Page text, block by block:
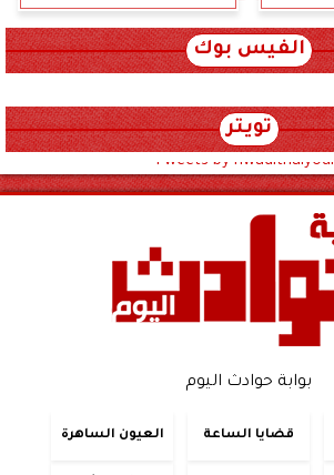
الفيس بوك
تويتر
Tweets by
بوابة حوادث اليوم
قضايا الساعة العيون الساهرة